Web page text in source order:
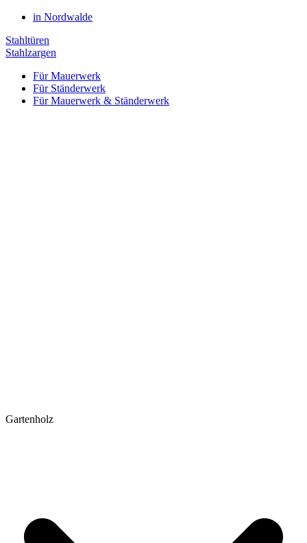
in Nordwalde
Stahltüren
Stahlzargen
Für Mauerwerk
Für Ständerwerk
Für Mauerwerk & Ständerwerk
Gartenholz